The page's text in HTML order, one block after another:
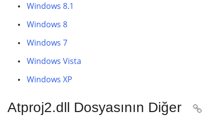
Windows 8.1
Windows 8
Windows 7
Windows Vista
Windows XP
Atproj2.dll Dosyasının Diğer
